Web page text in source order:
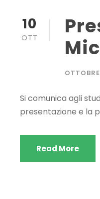
10
OTT
Si comunica agli
presentazione e la
Read More